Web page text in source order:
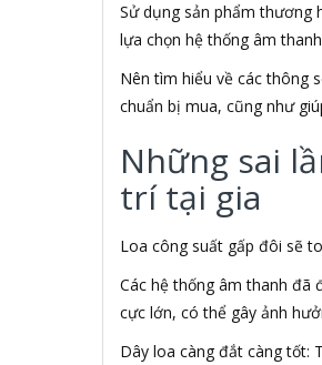
ABN
ACASIS
ACCESS
Accessorize
Acer
ACME MADE
ACNES
Acnos
ACOUSTIC ENERGY
AD
ADATA USA
ADDLOGIX
Sử dụng sản phẩm thương
lựa chọn hệ thống âm
Nên tìm hiểu về các thông
chuẩn bị mua, cũng như
Những sai
trí tại gia
Loa công suất gấp đôi sẽ
Các hệ thống âm thanh đã
cực lớn, có thể gây ảnh
Dây loa càng đắt càng tốt: